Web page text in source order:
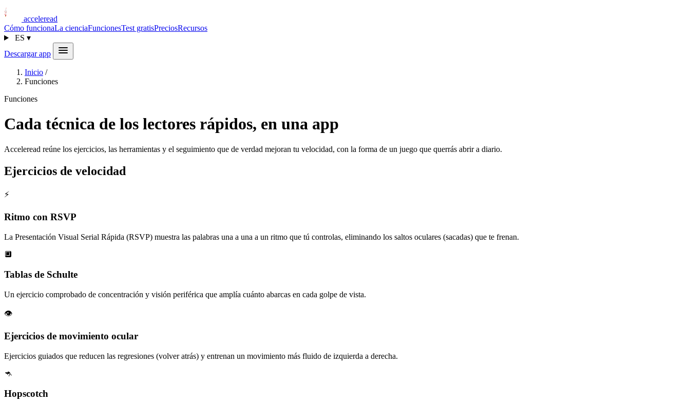
acceleread
Cómo funcionaLa cienciaFuncionesTest gratisPreciosRecursos
ES ▾
Descargar app
Inicio /
Funciones
Funciones
Cada técnica de los lectores rápidos, en una app
Acceleread reúne los ejercicios, las herramientas y el seguimiento que de verdad mejoran tu velocidad, con la forma de un juego que querrás abrir a diario.
Ejercicios de velocidad
⚡
Ritmo con RSVP
La Presentación Visual Serial Rápida (RSVP) muestra las palabras una a una a un ritmo que tú controlas, eliminando los saltos oculares (sacadas) que te frenan.
🔲
Tablas de Schulte
Un ejercicio comprobado de concentración y visión periférica que amplía cuánto abarcas en cada golpe de vista.
👁️
Ejercicios de movimiento ocular
Ejercicios guiados que reducen las regresiones (volver atrás) y entrenan un movimiento más fluido de izquierda a derecha.
🦘
Hopscotch